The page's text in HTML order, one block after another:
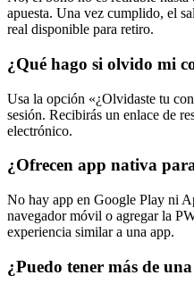
apuesta. Una vez cumplido, el
real disponible para retiro.
¿Qué hago si olvido mi
Usa la opción «¿Olvidaste tu
sesión. Recibirás un enlace de
electrónico.
¿Ofrecen app nativa
No hay app en Google Play ni
navegador móvil o agregar la
experiencia similar a una app.
¿Puedo tener más de